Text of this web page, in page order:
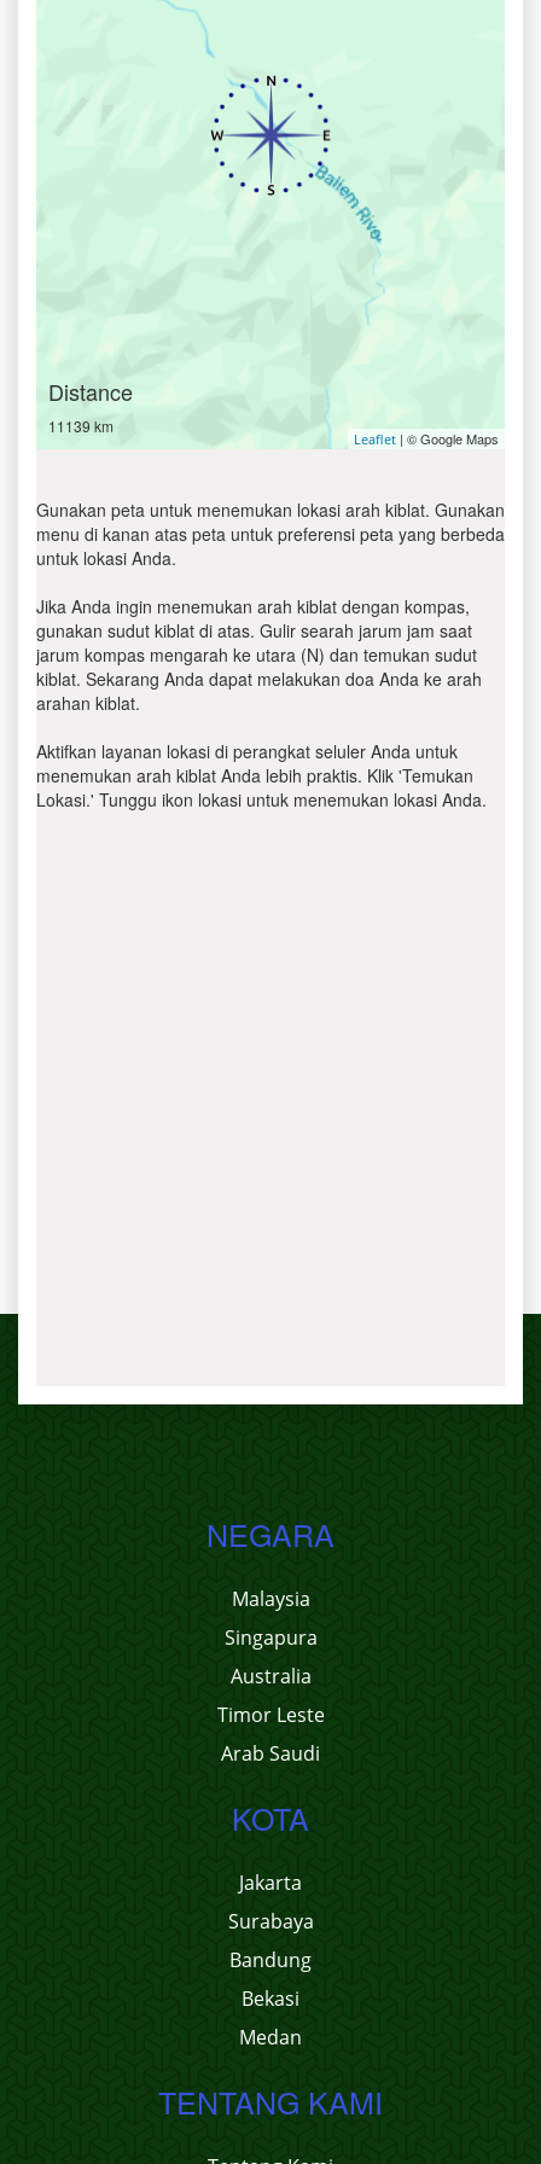
Distance
11139 km
Leaflet | © Google Maps
Gunakan peta untuk menemukan lokasi arah kiblat. Gunakan
menu di kanan atas peta untuk preferensi peta yang berbeda
untuk lokasi Anda.
Jika Anda ingin menemukan arah kiblat dengan kompas,
gunakan sudut kiblat di atas. Gulir searah jarum jam saat
jarum kompas mengarah ke utara (N) dan temukan sudut
kiblat. Sekarang Anda dapat melakukan doa Anda ke arah
arahan kiblat.
Aktifkan layanan lokasi di perangkat seluler Anda untuk
menemukan arah kiblat Anda lebih praktis. Klik 'Temukan
Lokasi.' Tunggu ikon lokasi untuk menemukan lokasi Anda.
NEGARA
Malaysia
Singapura
Australia
Timor Leste
Arab Saudi
KOTA
Jakarta
Surabaya
Bandung
Bekasi
Medan
TENTANG KAMI